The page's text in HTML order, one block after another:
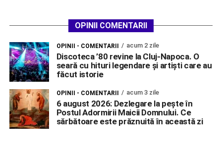
OPINII COMENTARII
OPINII - COMENTARII acum 2 zile
Discoteca ’80 revine la Cluj-Napoca. O
seară cu hituri legendare și artiști care au
făcut istorie
OPINII - COMENTARII acum 3 zile
6 august 2026: Dezlegare la pește în
Postul Adormirii Maicii Domnului. Ce
sărbătoare este prăznuită în această zi